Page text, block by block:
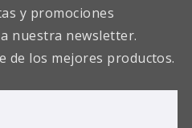
y promociones
nuestra newsletter.
de los mejores productos.